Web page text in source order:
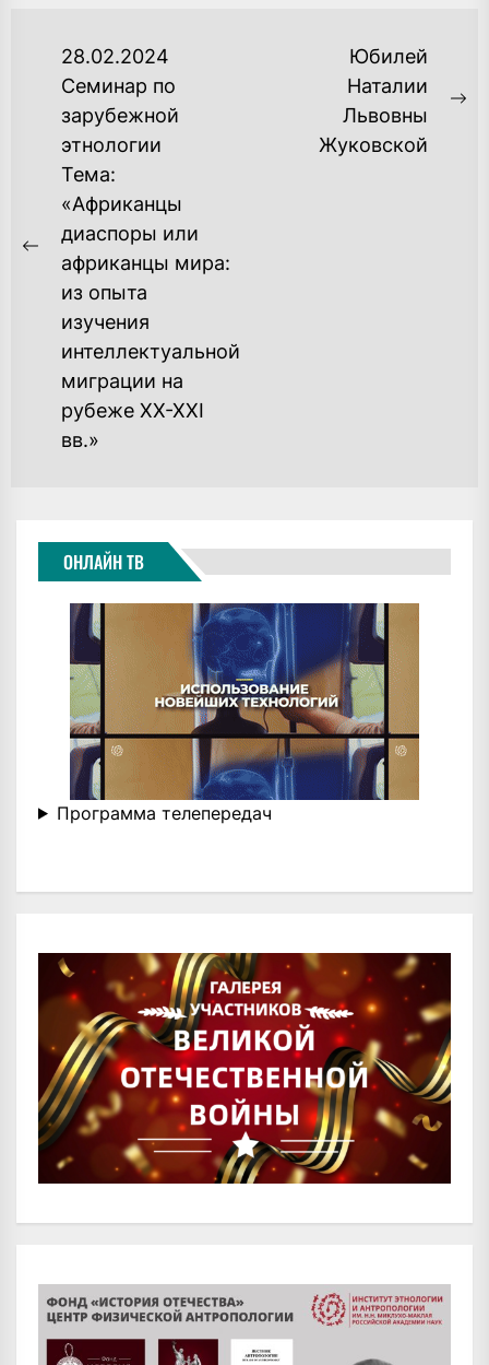
НАВИГАЦИЯ
ЗАПИСЯМ
Previous
post:
28.02.2024
Семинар по
зарубежной
этнологии
Тема:
«Африканцы
диаспоры или
африканцы мира:
из опыта
изучения
интеллектуальной
миграции на
рубеже XX-XXI
вв.»
Юбилей
Наталии
Львовны
Жуковской
ОНЛАЙН ТВ
Программа телепередач